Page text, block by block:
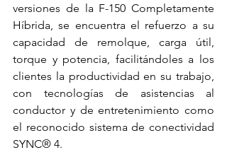
versiones de la F-150 Completamente
Híbrida, se encuentra el refuerzo a su
capacidad de remolque, carga útil,
torque y potencia, facilitándoles a los
clientes la productividad en su trabajo,
con tecnologías de asistencias al
conductor y de entretenimiento como
el reconocido sistema de conectividad
SYNC® 4.